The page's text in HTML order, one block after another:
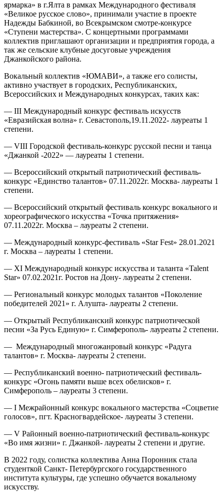
ярмарка» в г.Ялта в рамках Международного фестиваля
«Великое русское слово», принимали участие в проекте
Надежды Бабкиной, во Всекрымском смотре-конкурсе
«Ступени мастерства». С концертными программами
коллектив приглашают организации и предприятия города, а
так же сельские клубные досуговые учреждения
Джанкойского района.
Вокальный коллектив «ЮМАВИ», а также его солисты,
активно участвует в городских, Республиканских,
Всероссийских и Международных конкурсах, таких как:
— III Международный конкурс фестиваль искусств
«Евразийская волна» г. Севастополь,19.11.2022- лауреаты 1
степени.
— VIII Городской фестиваль-конкурс русской песни и танца
«Джанкой -2022» — лауреаты 1 степени.
— Всероссийский открытый патриотический фестиваль-
конкурс «Единство талантов» 07.11.2022г. Москва- лауреаты 1
степени.
— Всероссийский открытый фестиваль конкурс вокального и
хореографического искусства «Точка притяжения»
07.11.2022г. Москва – лауреаты 2 степени.
— Международный конкурс-фестиваль «Star Fest» 28.01.2021
г. Москва – лауреаты 1 степени.
— XI Международный конкурс искусства и таланта «Talent
Star» 07.02.2021г. Ростов на Дону- лауреаты 2 степени.
— Региональный конкурс молодых талантов «Поколение
победителей 2021» г. Алушта- лауреаты 2 степени.
— Открытый Республиканский конкурс патриотической
песни «За Русь Единую» г. Симферополь- лауреаты 2 степени.
— Международный многожанровый конкурс «Радуга
талантов» г. Москва- лауреаты 2 степени.
— Республиканский военно- патриотический фестиваль-
конкурс «Огонь памяти выше всех обелисков» г.
Симферополь – лауреаты 3 степени.
— I Межрайонный конкурс вокального мастерства «Соцветие
голосов», пгт. Красногвардейское- лауреаты 3 степени.
— V Районный военно-патриотический фестиваль-конкурс
«Во имя жизни» г. Джанкой- лауреаты 2 степени и другие.
В 2022 году, солистка коллектива Анна Поронник стала
студенткой Санкт- Петербургского государственного
института культуры, где успешно обучается вокальному
искусству.